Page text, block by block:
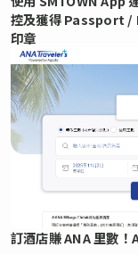
控及獲得 Passport /
印章
訂酒店賺 ANA 里數